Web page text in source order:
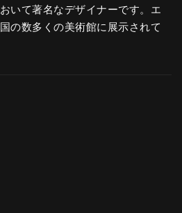
いて著名なデザイナーです。エ
の数多くの美術館に展示されて